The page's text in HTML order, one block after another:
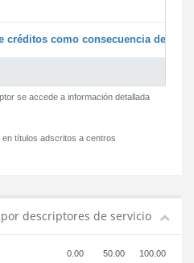
créditos como consecuencia de un
se accede a información detallada
títulos adscritos a centros
descriptores de servicio
0.00 50.00 100.00